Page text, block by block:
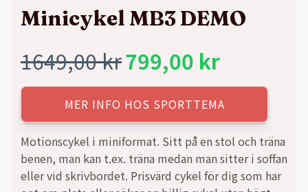
Minicykel MB3 DEMO
1649,00kr
Det
ursprungliga
priset
var:
799,00 kr
Det
nuvarande
priset
är:
MER INFO HOS SPORTTEMA
Motionscykel i miniformat. Sitt på en stol och träna
benen, man kan t.ex. träna medan man sitter i soffan
eller vid skrivbordet. Prisvärd cykel för dig som har